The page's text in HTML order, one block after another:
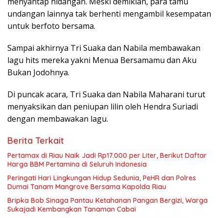
undangan lainnya tak berhenti mengambil kesempatan
untuk berfoto bersama.
Sampai akhirnya Tri Suaka dan Nabila membawakan
lagu hits mereka yakni Menua Bersamamu dan Aku
Bukan Jodohnya.
Di puncak acara, Tri Suaka dan Nabila Maharani turut
menyaksikan dan peniupan lilin oleh Hendra Suriadi
dengan membawakan lagu.
Berita Terkait
Pertamax di Riau Naik Jadi Rp17.000 per Liter, Berikut Daftar
Harga BBM Pertamina di Seluruh Indonesia
Peringati Hari Lingkungan Hidup Sedunia, PeHR dan Polres
Dumai Tanam Mangrove Bersama Kapolda Riau
Bripka Bob Sinaga Pantau Ketahanan Pangan Bergizi, Warga
Sukajadi Kembangkan Tanaman Cabai